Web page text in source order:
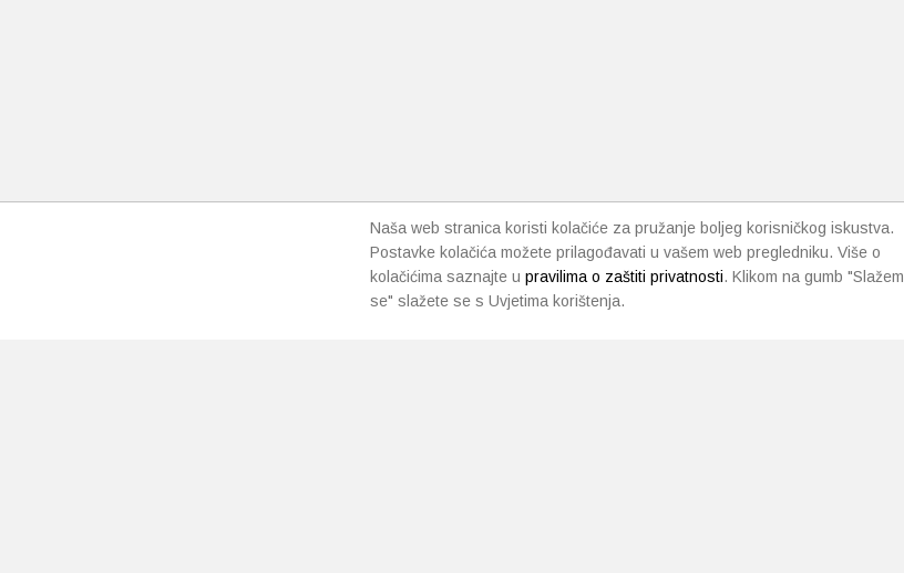
Naša web stranica koristi kolačiće za pružanje boljeg korisničkog iskustva.
Postavke kolačića možete prilagođavati u vašem web pregledniku. Više o
kolačićima saznajte u pravilima o zaštiti privatnosti. Klikom na gumb "Slažem
se" slažete se s Uvjetima korištenja.